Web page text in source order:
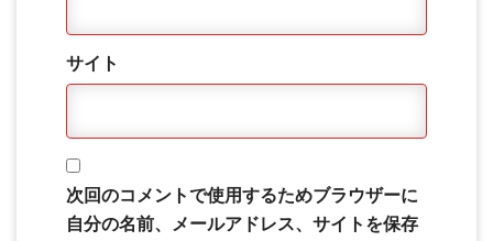
サイト
次回のコメントで使用するためブラウザーに
自分の名前、メールアドレス、サイトを保存